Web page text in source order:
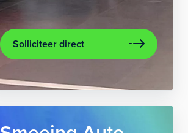
Solliciteer direct